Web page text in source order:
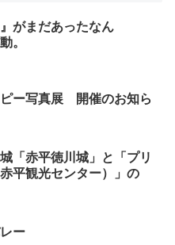
』がまだあったなん
。
ー写真展 開催のお知ら
「赤平徳川城」と「プリ
平観光センター）」の
ー